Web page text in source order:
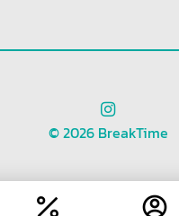
© 2026 BreakTime